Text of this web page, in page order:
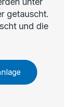
getauscht.
und die